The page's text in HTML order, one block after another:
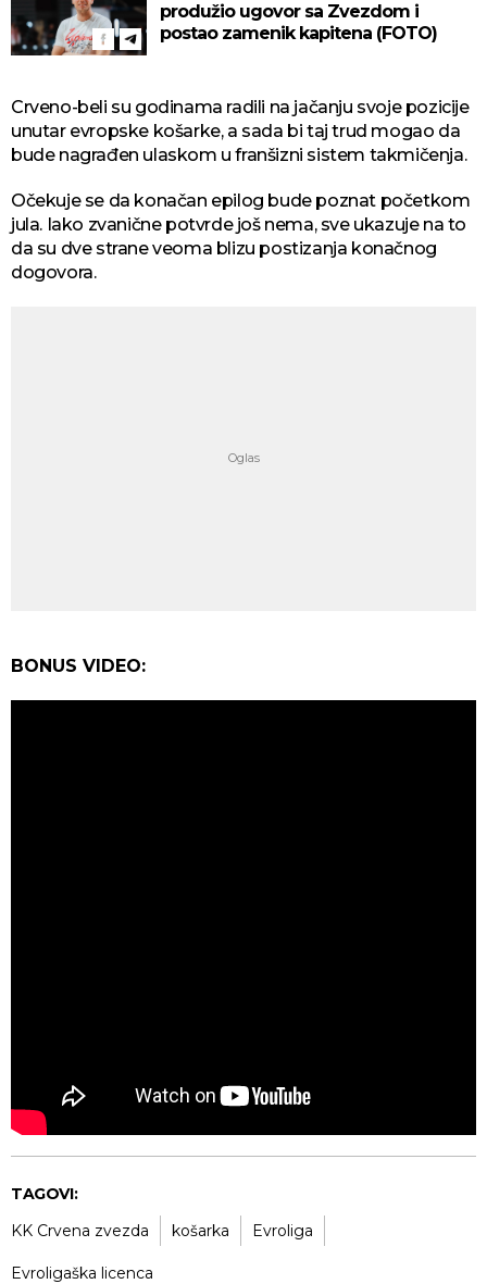
produžio ugovor sa Zvezdom i
postao zamenik kapitena (FOTO)
Crveno-beli su godinama radili na jačanju svoje pozicije
unutar evropske košarke, a sada bi taj trud mogao da
bude nagrađen ulaskom u franšizni sistem takmičenja.
Očekuje se da konačan epilog bude poznat početkom
jula. Iako zvanične potvrde još nema, sve ukazuje na to
da su dve strane veoma blizu postizanja konačnog
dogovora.
BONUS VIDEO:
TAGOVI:
KK Crvena zvezda
košarka Evroliga
Evroligaška licenca